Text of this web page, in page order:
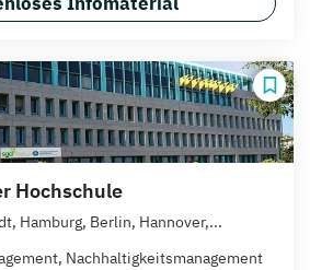
Hochschule
Hamburg, Berlin, Hannover,...
Nachhaltigkeitsmanagement